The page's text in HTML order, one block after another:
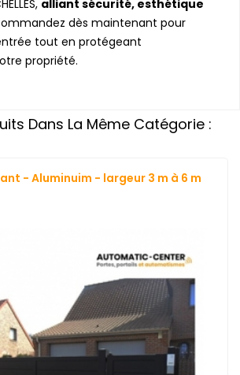
alliant sécurité, esthétique
dès maintenant pour
tout en protégeant
propriété.
Dans La Même Catégorie :
- Aluminuim - largeur 3 m à 6 m